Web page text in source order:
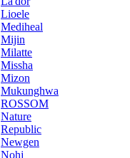
Lioele
Mediheal
Mijin
Milatte
Missha
Mizon
Mukunghwa
ROSSOM
Nature
Republic
Newgen
Nohj